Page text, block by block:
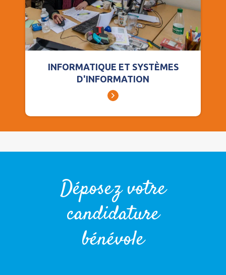
INFORMATIQUE ET SYSTÈMES
D'INFORMATION
Déposez votre
candidature
bénévole